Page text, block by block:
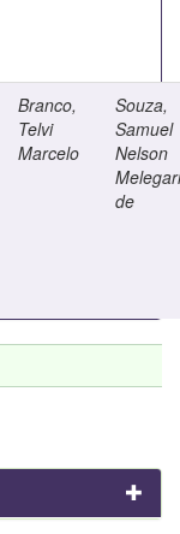
Branco,
Telvi
Marcelo
Souza,
Samuel
Nelson
Melegari
de